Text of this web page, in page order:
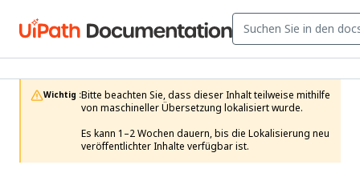
Wichtig :Bitte beachten Sie, dass dieser Inhalt teilweise mithilfe
von maschineller Übersetzung lokalisiert wurde.
Es kann 1–2 Wochen dauern, bis die Lokalisierung neu
veröffentlichter Inhalte verfügbar ist.